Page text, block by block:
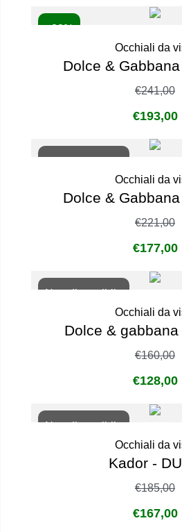
- 20%
Occhiali da
Dolce &
€241,00
€193,00
Occhiali da
Dolce &
€221,00
€177,00
Non disponibile
Occhiali da
Dolce &
€160,00
€128,00
Non disponibile
Occhiali da
Kador -
€185,00
€167,00